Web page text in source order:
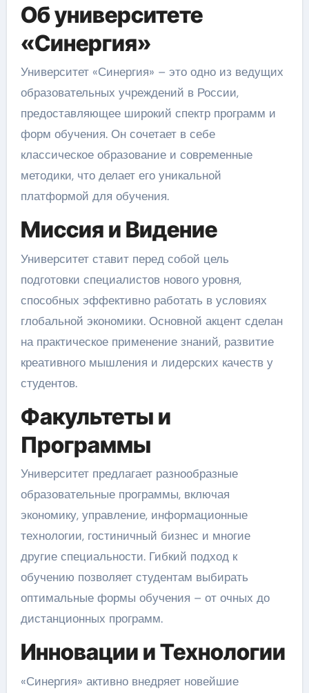
Об университете
«Синергия»
Университет «Синергия» – это одно из ведущих
образовательных учреждений в России,
предоставляющее широкий спектр программ и
форм обучения. Он сочетает в себе
классическое образование и современные
методики, что делает его уникальной
платформой для обучения.
Миссия и Видение
Университет ставит перед собой цель
подготовки специалистов нового уровня,
способных эффективно работать в условиях
глобальной экономики. Основной акцент сделан
на практическое применение знаний, развитие
креативного мышления и лидерских качеств у
студентов.
Факультеты и
Программы
Университет предлагает разнообразные
образовательные программы, включая
экономику, управление, информационные
технологии, гостиничный бизнес и многие
другие специальности. Гибкий подход к
обучению позволяет студентам выбирать
оптимальные формы обучения – от очных до
дистанционных программ.
Инновации и Технологии
«Синергия» активно внедряет новейшие